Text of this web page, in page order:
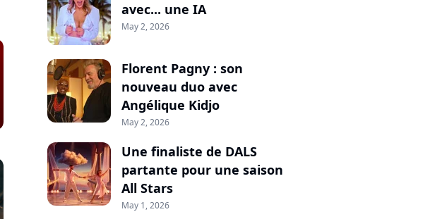
avec... une IA
May 2, 2026
Florent Pagny : son
nouveau duo avec
Angélique Kidjo
May 2, 2026
Une finaliste de DALS
partante pour une saison
All Stars
May 1, 2026